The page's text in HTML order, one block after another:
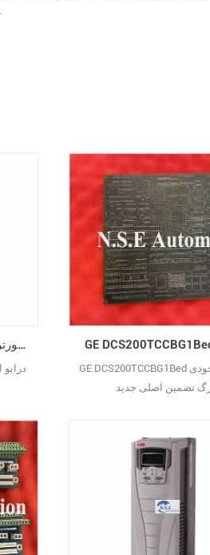
ABB ACS880-01-105A-3 درایو اینورتر AC
GE DCS200TCCBG1Bed در انبار موجودی
تضمین اصلی جدید